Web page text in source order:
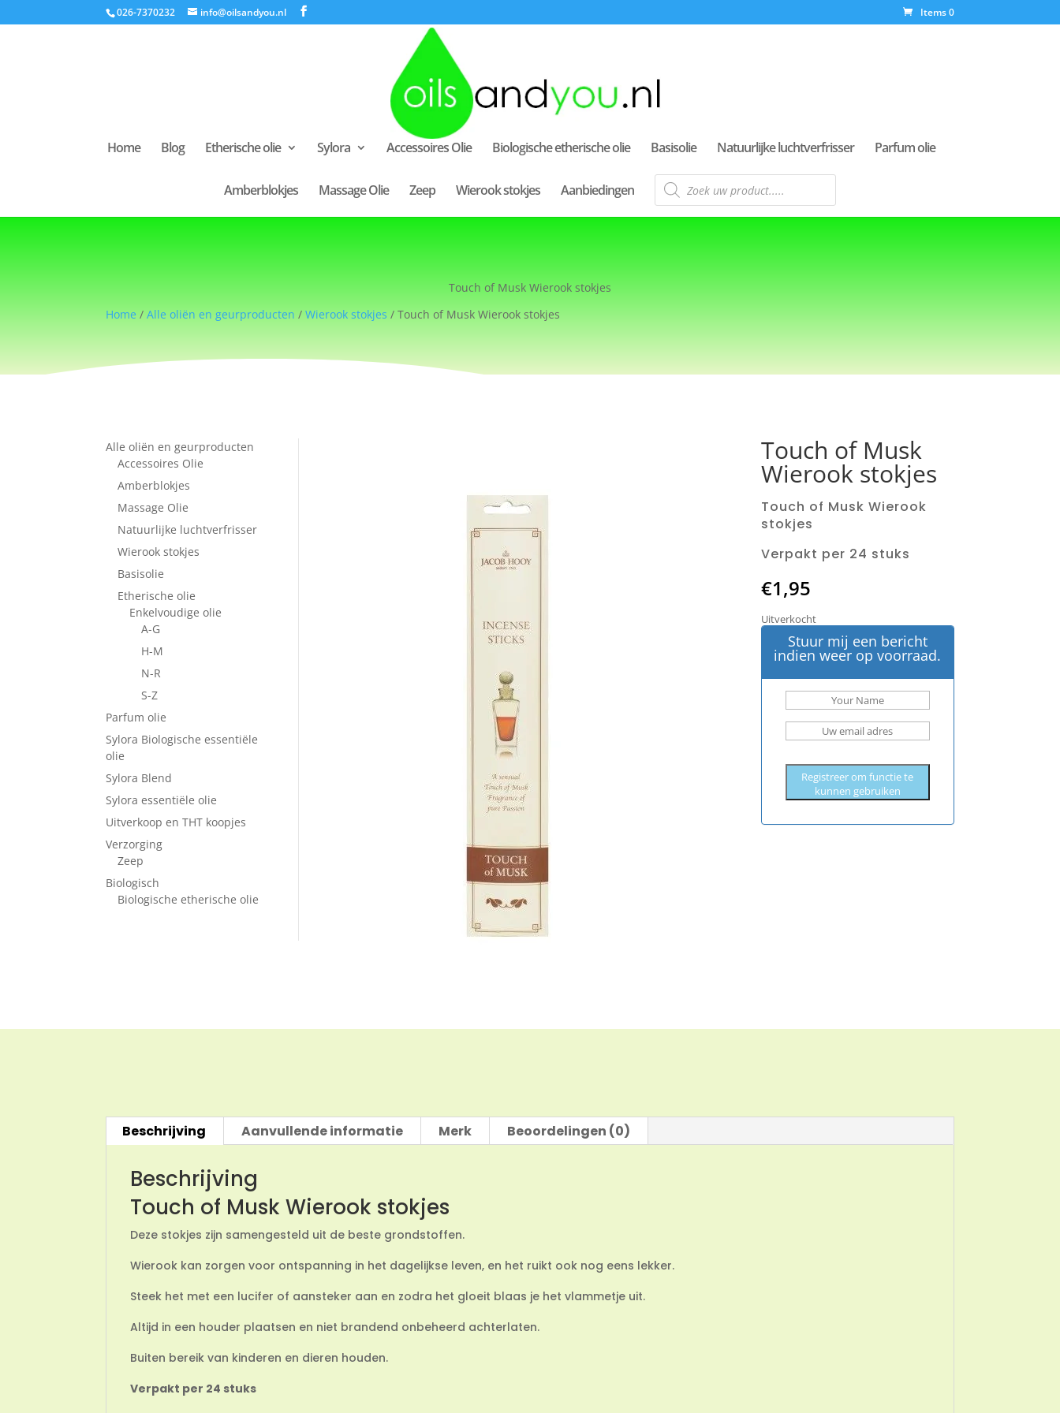
026-7370232 info@oilsandyou.nl Items 0
Home Blog Etherische olie Sylora Accessoires Olie Biologische etherische olie Basisolie Natuurlijke luchtverfrisser Parfum olie
Amberblokjes Massage Olie Zeep Wierook stokjes Aanbiedingen
Producten
zoeken
Touch of Musk Wierook stokjes
Home /Alle oliën en geurproducten /Wierook stokjes / Touch of Musk Wierook stokjes
Alle oliën en geurproducten
Accessoires Olie
Amberblokjes
Massage Olie
Natuurlijke luchtverfrisser
Wierook stokjes
Basisolie
Etherische olie
Enkelvoudige olie
A-G
H-M
N-R
S-Z
Parfum olie
Sylora Biologische essentiële
olie
Sylora Blend
Sylora essentiële olie
Uitverkoop en THT koopjes
Verzorging
Zeep
Biologisch
Biologische etherische olie
Touch of Musk
Wierook stokjes
Touch of Musk Wierook
stokjes
Verpakt per 24 stuks
€1,95
Uitverkocht
Stuur mij een bericht
indien weer op voorraad.
Registreer om functie te
kunnen gebruiken
Beschrijving Aanvullende informatie Merk Beoordelingen (0)
Beschrijving
Touch of Musk Wierook stokjes
Deze stokjes zijn samengesteld uit de beste grondstoffen.
Wierook kan zorgen voor ontspanning in het dagelijkse leven, en het ruikt ook nog eens lekker.
Steek het met een lucifer of aansteker aan en zodra het gloeit blaas je het vlammetje uit.
Altijd in een houder plaatsen en niet brandend onbeheerd achterlaten.
Buiten bereik van kinderen en dieren houden.
Verpakt per 24 stuks